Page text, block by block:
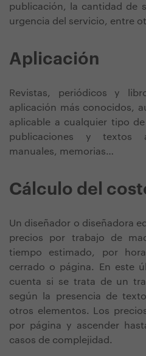
publicación, la cantidad de
urgencia del servicio, entre
Aplicación
Revistas, periódicos y
aplicación más conocidos,
aplicable a cualquier tipo
publicaciones y textos
manuales, memorias…
Cálculo del
Un diseñador o diseñadora
precios por trabajo de
tiempo estimado, por
cerrado o página. En este
cuenta si se trata de un
según la presencia de
otros elementos. Los
por página y ascender
casos de complejidad.